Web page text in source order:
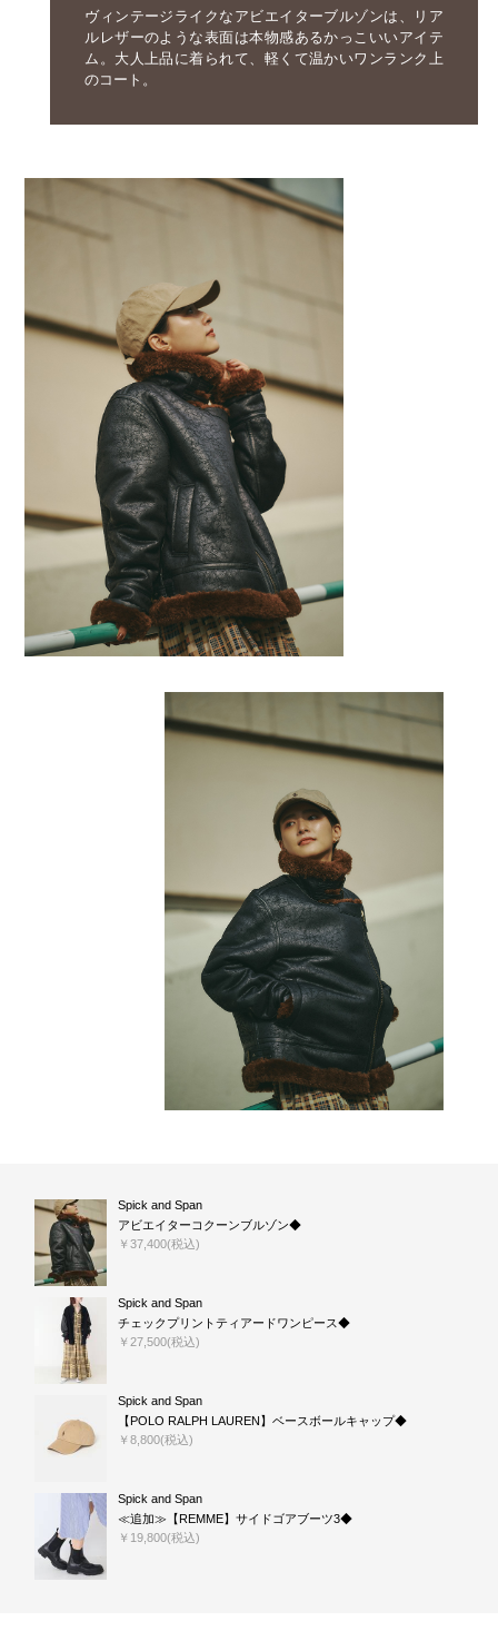
ヴィンテージライクなアビエイターブルゾンは、リア
ルレザーのような表面は本物感あるかっこいいアイテ
ム。大人上品に着られて、軽くて温かいワンランク上
のコート。
Spick and Span
アビエイターコクーンブルゾン◆
￥37,400(税込)
Spick and Span
チェックプリントティアードワンピース◆
￥27,500(税込)
Spick and Span
【POLO RALPH LAUREN】ベースボールキャップ◆
￥8,800(税込)
Spick and Span
≪追加≫【REMME】サイドゴアブーツ3◆
￥19,800(税込)